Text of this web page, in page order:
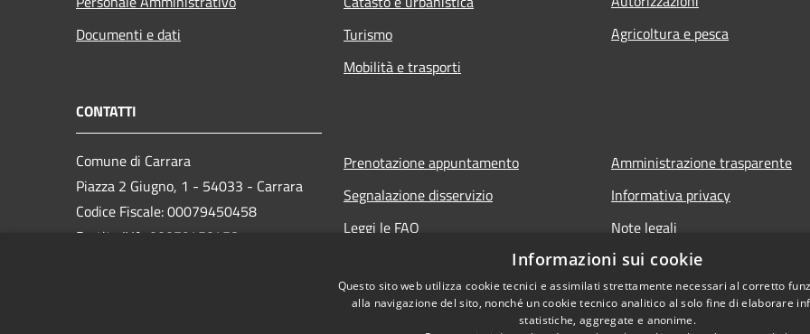
Documenti e dati
Turismo
Mobilità e trasporti
Agricoltura e pesca
CONTATTI
Comune di Carrara
Piazza 2 Giugno, 1 - 54033 - Carrara
Codice Fiscale: 00079450458
Partita IVA: 00079450458
Prenotazione appuntamento
Segnalazione disservizio
Leggi le FAQ
Amministrazione trasparente
Informativa privacy
Note legali
Dichiarazione di accessibilità
Informazioni sui cookie
Questo sito web utilizza cookie tecnici e assimilati strettamente necessari al corretto
alla navigazione del sito, nonché un cookie tecnico analitico al solo fine di elaborare
statistiche, aggregate e anonime.